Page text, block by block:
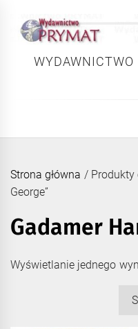
content
WYDAWNICTWO
Strona główna / Produkty
George”
Gadamer
Wyświetlanie jednego